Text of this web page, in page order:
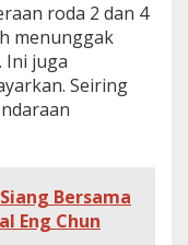
roda 2 dan 4
menunggak
Ini juga
Seiring
Bersama
Eng Chun